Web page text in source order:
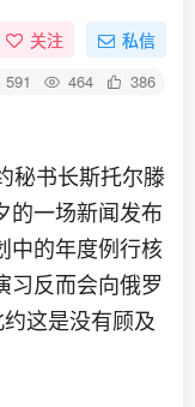
关注 私信
591 464 386
秘书长斯托尔滕
的一场新闻发布
中的年度例行核
习反而会向俄罗
这是没有顾及